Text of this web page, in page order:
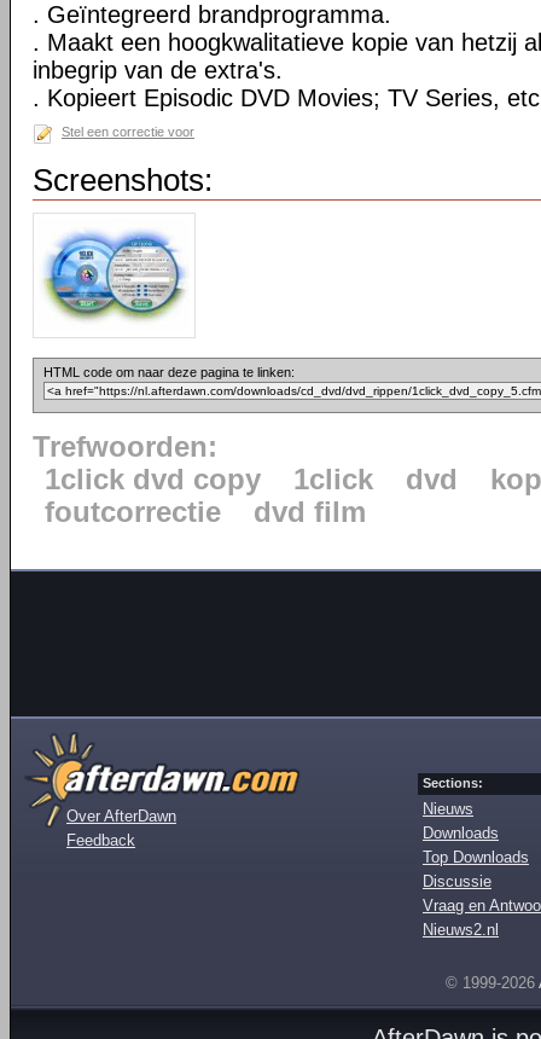
. Geïntegreerd brandprogramma.
. Maakt een hoogkwalitatieve kopie van hetzij
inbegrip van de extra's.
. Kopieert Episodic DVD Movies; TV Series,
Stel een correctie voor
Screenshots:
HTML code om naar deze pagina te linken:
Trefwoorden:
1click dvd copy
1click dvd
foutcorrectie
dvd film
Over AfterDawn
Feedback
Sections:
Nieuws
Downloads
Top Downloads
Discussie
Vraag en
Nieuws2.nl
© 1999-2026